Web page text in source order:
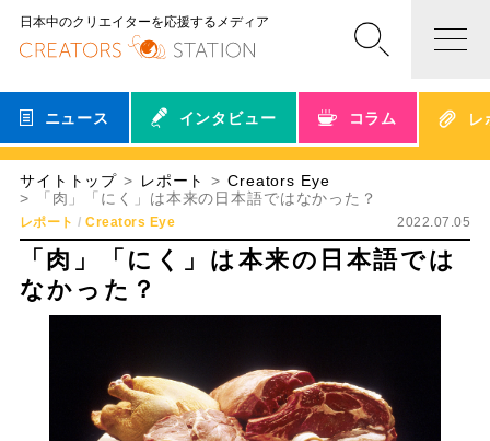
日本中のクリエイターを応援するメディア
ニュース インタビュー コラム レ
サイトトップ レポート
Creators Eye
「肉」「にく」は本来の日本語ではなかった？
レポート Creators Eye 2022.07.05
「肉」「にく」は本来の日本語では
なかった？